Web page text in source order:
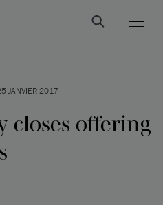
JANVIER 2017
closes offering